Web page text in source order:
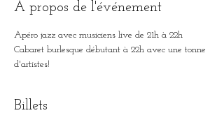
À propos de l'événement
Apéro jazz avec musiciens live de 21h à 22h
Cabaret burlesque débutant à 22h avec une tonne
d'artistes!
Billets